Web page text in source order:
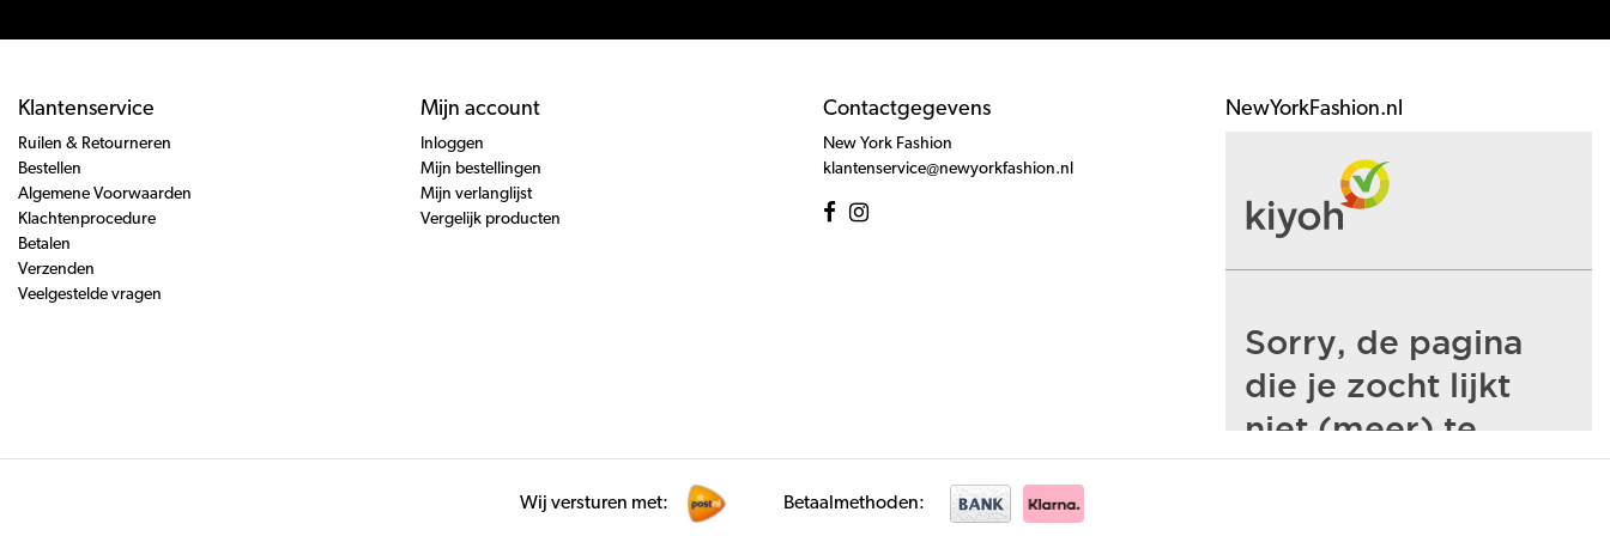
Klantenservice
Ruilen & Retourneren
Bestellen
Algemene Voorwaarden
Klachtenprocedure
Betalen
Verzenden
Veelgestelde vragen
Mijn account
Inloggen
Mijn bestellingen
Mijn verlanglijst
Vergelijk producten
Contactgegevens
New York Fashion
klantenservice@newyorkfashion.nl
NewYorkFashion.nl
Wij versturen met: Betaalmethoden: